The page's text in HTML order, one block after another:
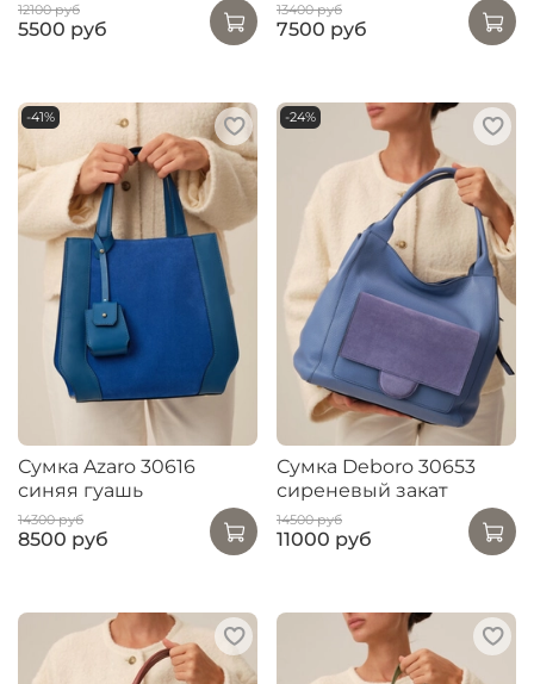
12100 руб
5500 руб
13400 руб
7500 руб
-41%
Сумка Azaro 30616
синяя гуашь
14300 руб
8500 руб
-24%
Сумка Deboro 30653
сиреневый закат
14500 руб
11000 руб